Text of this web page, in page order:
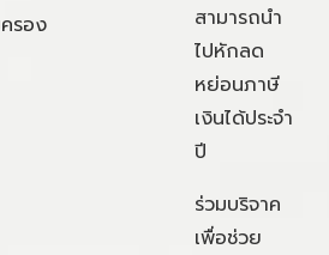
รอง
สามารถนำ
ไปหักลด
หย่อนภาษี
เงินได้ประจำ
ปี
ร่วมบริจาค
เพื่อช่วย